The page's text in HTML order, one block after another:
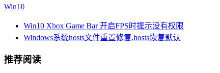
Win10
Win10 Xbox Game Bar 开启FPS时提示没有权限
Windows系统hosts文件重置修复,hosts恢复默认
推荐阅读